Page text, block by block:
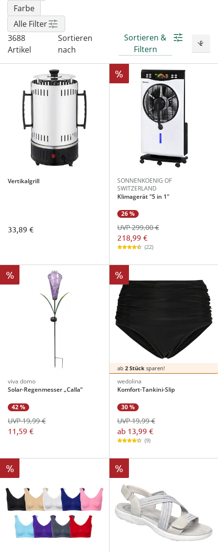
Farbe
Alle Filter
3688
Artikel
Sortieren
nach
Sortieren &
Filtern
Vertikalgrill
33,89 €
%
SONNENKOENIG OF
SWITZERLAND
Klimagerät "5 in 1"
26 %
218,99 €
UVP 299,00 €
(22)
%
viva domo
Solar-Regenmesser „Calla“
42 %
11,59 €
UVP 19,99 €
%
ab 2 Stücksparen!
wedolina
Komfort-Tankini-Slip
30 %
ab 13,99 €
UVP 19,99 €
(9)
% %